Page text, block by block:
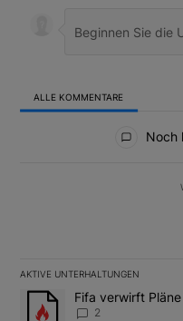
ALLE KOMMENTARE
Noch
AKTIVE UNTERHALTUNGEN
Das Folgende ist eine
Ein Trendartikel mit dem
Fifa verwirft
2